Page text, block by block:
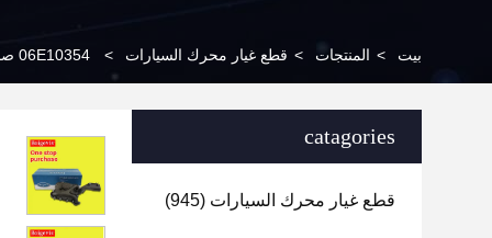
بيت > المنتجات > قطع غيار محرك السيارات > 06E10354 صمام التنفيس لفصل الزيت لشركة أودي A6 A7 A8 Q7 3.0T
catagories
قطع غيار محرك السيارات (945)